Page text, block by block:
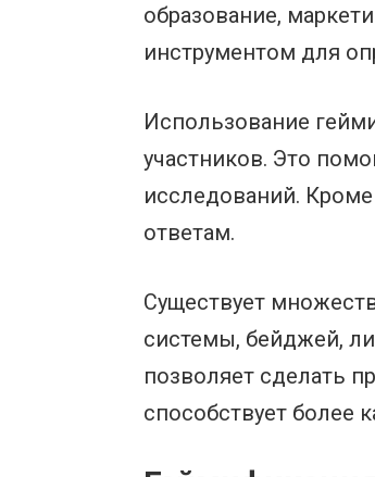
образование,
инструментом для
Использование
участников. Это
исследований.
ответам.
Существует
системы, бейджей,
позволяет сделать
способствует более